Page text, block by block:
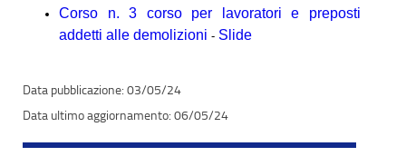
Corso n. 3 corso per lavoratori e preposti
addetti alle demolizioni - Slide
03/05/24
06/05/24